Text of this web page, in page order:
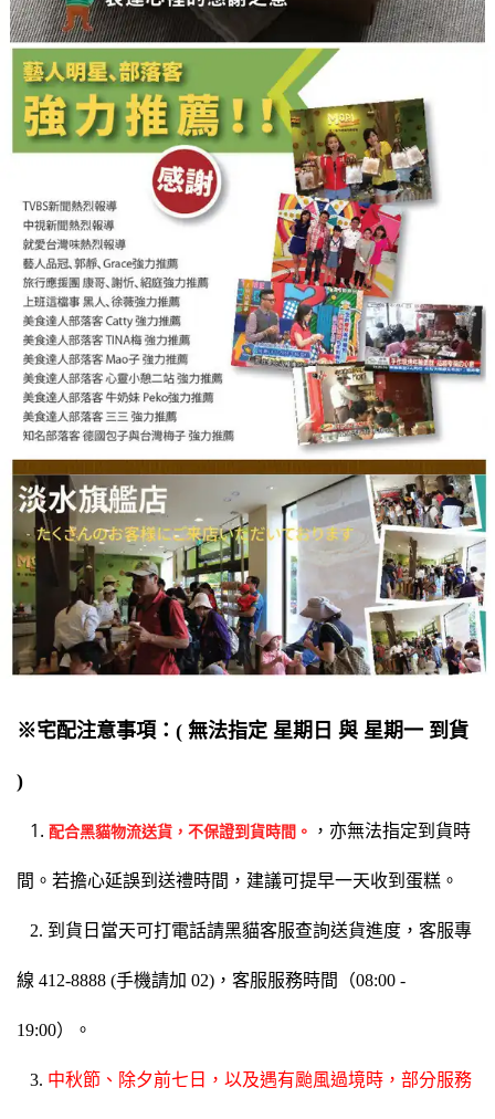
※宅配注意事項：( 無法指定 星期日 與 星期一 到貨
)
1. 配合黑貓物流送貨，不保證到貨時間。 ，亦無法指定到貨時
間。若擔心延誤到送禮時間，建議可提早一天收到蛋糕。
2. 到貨日當天可打電話請黑貓客服查詢送貨進度，客服專
線 412-8888 (手機請加 02)，客服服務時間（08:00 -
19:00）。
3. 中秋節、除夕前七日，以及遇有颱風過境時，部分服務